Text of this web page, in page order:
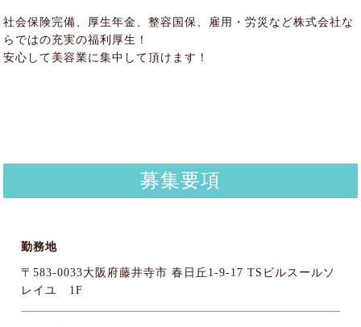
社会保険完備、厚生年金、整容国保、雇用・労災など株式会社な
らではの充実の福利厚生！
安心して美容業に集中して頂けます！
募集要項
勤務地
〒583-0033大阪府藤井寺市 春日丘1-9-17 TSビルスールソ
レイユ 1F